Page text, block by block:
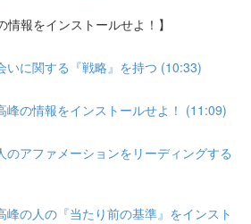
報をインストールせよ！】
に関する『戦略』を持つ (10:33)
の情報をインストールせよ！ (11:09)
アファメーションをリーディングする
の人の『当たり前の基準』をインスト